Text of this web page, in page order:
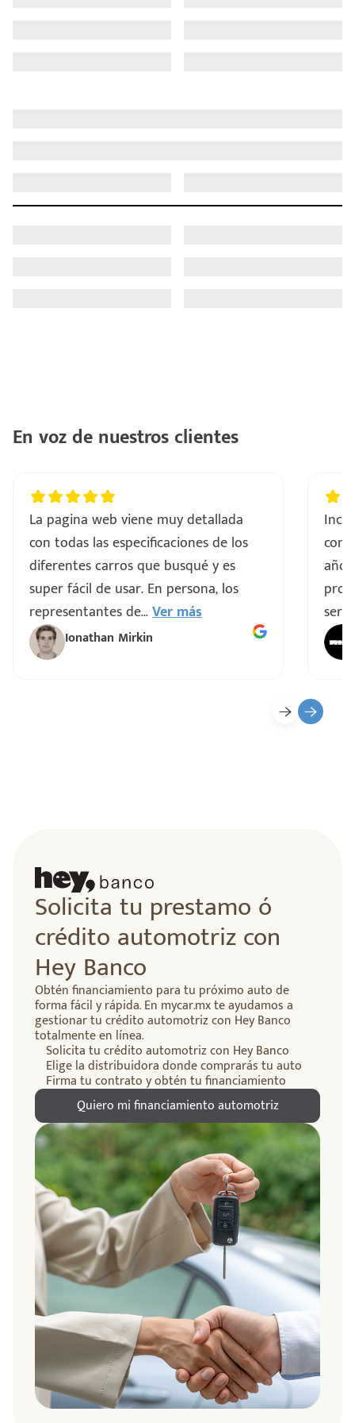
En voz de nuestros clientes
La pagina web viene muy detallada
con todas las especificaciones de los
diferentes carros que busqué y es
super fácil de usar. En persona, los
representantes de...Ver más
Ionathan Mirkin
Solicita tu prestamo ó
crédito automotriz con
Hey Banco
Obtén financiamiento para tu próximo auto de
forma fácil y rápida. En mycar.mx te ayudamos a
gestionar tu crédito automotriz con Hey Banco
totalmente en línea.
Solicita tu crédito automotriz con Hey Banco
Elige la distribuidora donde comprarás tu auto
Firma tu contrato y obtén tu financiamiento
Quiero mi financiamiento automotriz